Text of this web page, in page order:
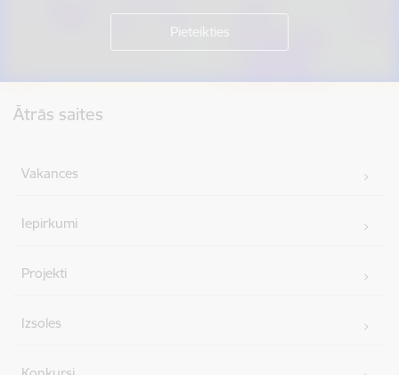
Ātrās saites
Vakances
Iepirkumi
Projekti
Izsoles